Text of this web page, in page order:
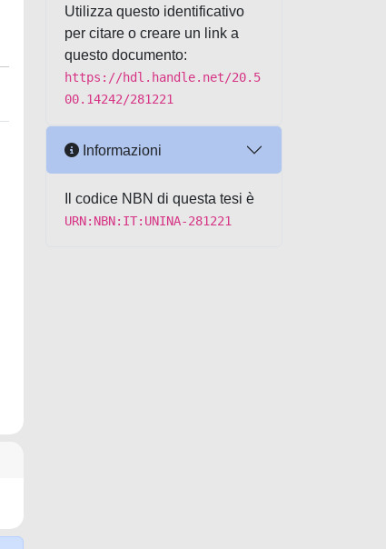
Utilizza questo identificativo
per citare o creare un link a
questo documento:
https://hdl.handle.net/20.5
00.14242/281221
Informazioni
Il codice NBN di questa tesi è
URN:NBN:IT:UNINA-281221